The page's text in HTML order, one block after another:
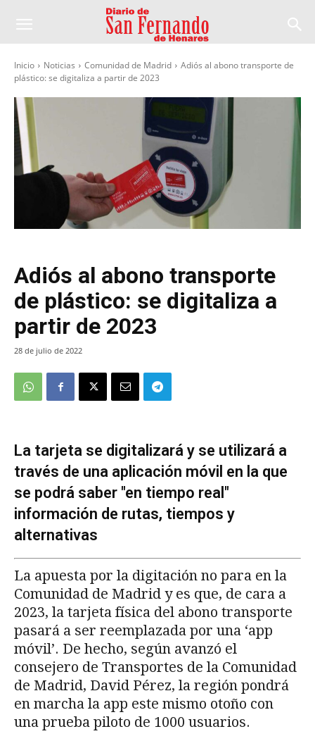
Inicio Noticias Comunidad de Madrid
Adiós al abono transporte de
plástico: se digitaliza a partir de 2023
Adiós al abono transporte
de plástico: se digitaliza a
partir de 2023
28 de julio de 2022
La tarjeta se digitalizará y se utilizará a
través de una aplicación móvil en la que
se podrá saber "en tiempo real"
información de rutas, tiempos y
alternativas
La apuesta por la digitación no para en la
Comunidad de Madrid y es que, de cara a
2023, la tarjeta física del abono transporte
pasará a ser reemplazada por una ‘app
móvil’. De hecho, según avanzó el
consejero de Transportes de la Comunidad
de Madrid, David Pérez, la región pondrá
en marcha la app este mismo otoño con
una prueba piloto de 1000 usuarios.